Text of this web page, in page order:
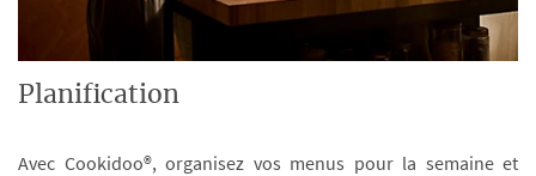
Planification
Avec Cookidoo®, organisez vos menus pour la semaine et